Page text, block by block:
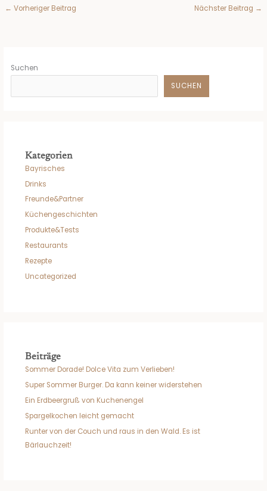
← Vorheriger Beitrag Nächster Beitrag →
Suchen
SUCHEN
Kategorien
Bayrisches
Drinks
Freunde&Partner
Küchengeschichten
Produkte&Tests
Restaurants
Rezepte
Uncategorized
Beiträge
Sommer Dorade! Dolce Vita zum Verlieben!
Super Sommer Burger. Da kann keiner widerstehen
Ein Erdbeergruß von Kuchenengel
Spargelkochen leicht gemacht
Runter von der Couch und raus in den Wald. Es ist
Bärlauchzeit!